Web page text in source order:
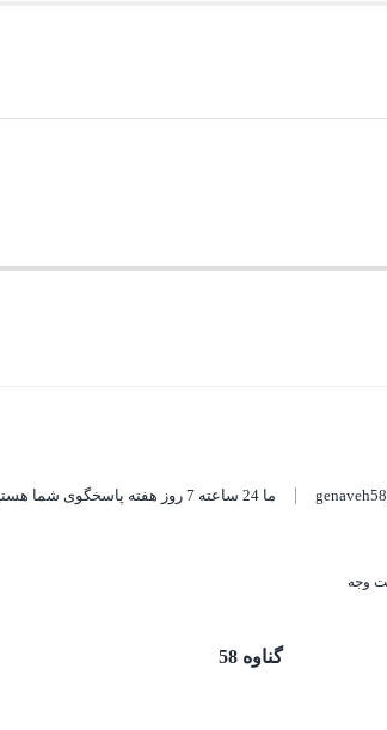
ما 24 ساعته 7 روز هفته پاسخگوی شما هستیم.
گناوه 58